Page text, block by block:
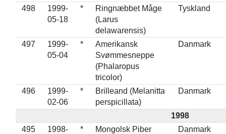
498
1999-
05-18
*
Ringnæbbet Måge
(Larus
delawarensis)
Tyskland
497
1999-
05-04
*
Amerikansk
Svømmesneppe
(Phalaropus
tricolor)
Danmark
496
1999-
02-06
*
Brilleand (Melanitta
perspicillata)
Danmark
1998
495
1998-
*
Mongolsk Piber
Danmark